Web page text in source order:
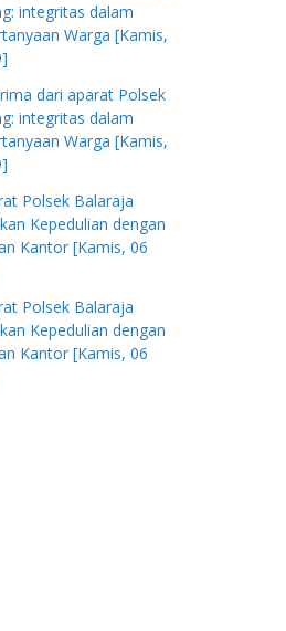
integritas dalam
Warga [Kamis,
dari aparat Polsek
integritas dalam
Warga [Kamis,
Polsek Balaraja
Kepedulian dengan
Kantor [Kamis, 06
Polsek Balaraja
Kepedulian dengan
Kantor [Kamis, 06